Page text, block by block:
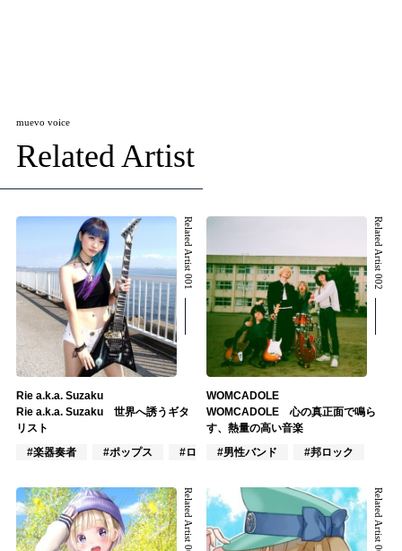
muevo voice
Related Artist
Related Artist 001
Rie a.k.a. Suzaku
Rie a.k.a. Suzaku 世界へ誘うギタ
リスト
#楽器奏者
#ポップス #ロック
Related Artist 002
WOMCADOLE
WOMCADOLE 心の真正面で鳴ら
す、熱量の高い音楽
#男性バンド
#邦ロック
Related Artist 003 Related Artist 004